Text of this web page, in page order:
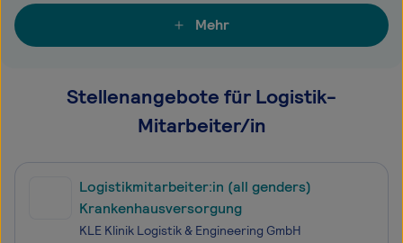
Mehr
Stellenangebote für Logistik-
Mitarbeiter/in
Logistikmitarbeiter:in (all genders)
Krankenhausversorgung
KLE Klinik Logistik & Engineering GmbH